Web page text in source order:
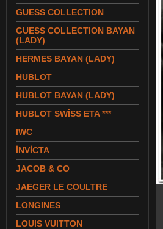
GUESS COLLECTION
GUESS COLLECTION BAYAN
(LADY)
HERMES BAYAN (LADY)
HUBLOT
HUBLOT BAYAN (LADY)
HUBLOT SWİSS ETA ***
IWC
İNVİCTA
JACOB & CO
JAEGER LE COULTRE
LONGINES
LOUIS VUITTON